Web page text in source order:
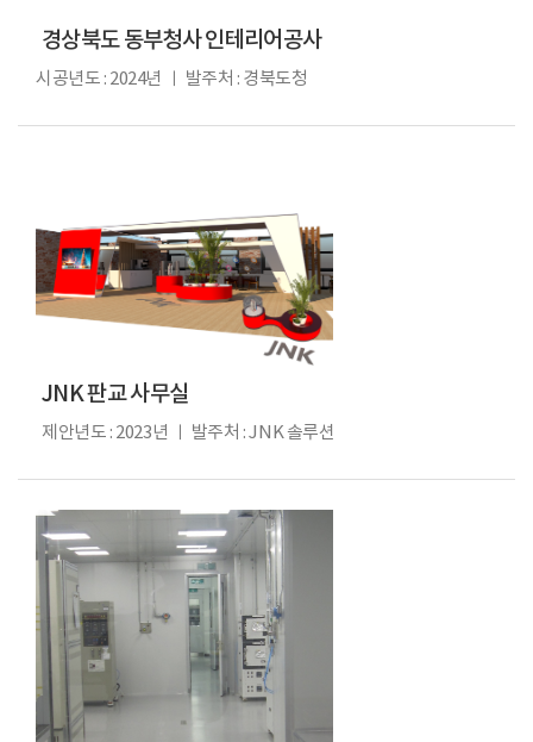
경상북도 동부청사 인테리어공사
시공년도 : 2024년 ㅣ 발주처 : 경북도청
JNK 판교 사무실
제안년도 : 2023년 ㅣ 발주처 : JNK 솔루션